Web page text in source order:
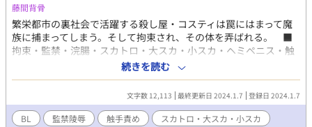
藤間背骨
繁栄都市の裏社会で活躍する殺し屋・コスティは罠にはまって魔
族に捕まってしまう。そして拘束され、その体を弄ばれる。 ■
拘束・監禁・浣腸・スカトロ・大スカ・小スカ・ヘミペニス・触
手・結腸責め・産卵・異物挿入・口枷 ■五体満足で生還しま
す ■既存の作品のパロディです
続きを読む
文字数 12,113 最終更新日 2024.1.7 登録日 2024.1.7
BL 監禁陵辱 触手責め
スカトロ・大スカ・小スカ